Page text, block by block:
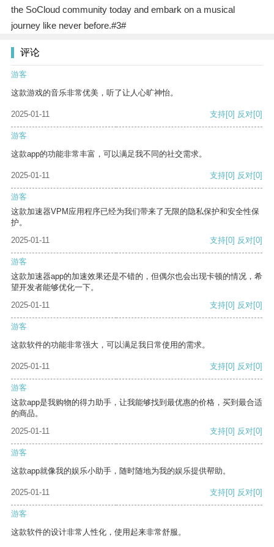
the SoCloud community today and embark on a musical
journey like never before.#3#
评论
游客
这款游戏的音乐非常优美，听了让人心旷神怡。
2025-01-11 支持[0] 反对[0]
游客
这款app的功能非常丰富，可以满足我不同的社交需求。
2025-01-11 支持[0] 反对[0]
游客
这款加速器VPM应用程序已经为我们带来了无限的隐私保护和安全性保
护。
2025-01-11
支持[0] 反对[0]
游客
这款加速器app的加速效果还是不错的，但偶尔也会出现卡顿的情况，希
望开发者能够优化一下。
2025-01-11
支持[0] 反对[0]
游客
这款软件的功能非常强大，可以满足我日常使用的需求。
2025-01-11 支持[0] 反对[0]
游客
这款app是我购物的得力助手，让我能够找到最优惠的价格，买到最合适
的商品。
2025-01-11
支持[0] 反对[0]
游客
这款app就像我的娱乐小助手，随时随地为我的娱乐提供帮助。
2025-01-11 支持[0] 反对[0]
游客
这款软件的设计非常人性化，使用起来非常舒服。